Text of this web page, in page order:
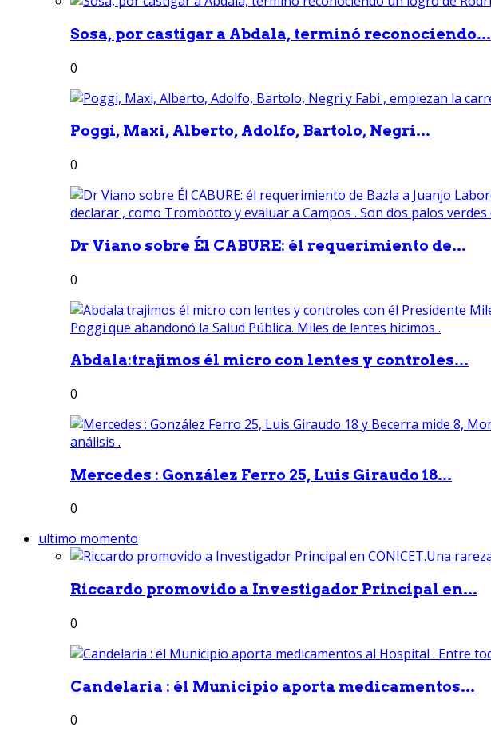
Sosa, por castigar a Abdala, terminó reconociendo...
0
Poggi, Maxi, Alberto, Adolfo, Bartolo, Negri...
0
Dr Viano sobre Él CABURE: él requerimiento de...
0
Abdala:trajimos él micro con lentes y controles...
0
Mercedes : González Ferro 25, Luis Giraudo 18...
0
ultimo momento
Riccardo promovido a Investigador Principal en...
0
Candelaria : él Municipio aporta medicamentos...
0